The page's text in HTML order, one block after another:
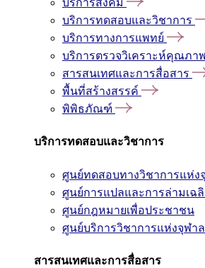
บริการสังคม
บริการทดสอบและวิชาการ
บริการทางการแพทย์
บริการตรวจวิเคราะห์คุณภาพ
สารสนเทศและการสื่อสาร
พื้นที่สร้างสรรค์
พิพิธภัณฑ์
บริการทดสอบและวิชาการ
ศูนย์ทดสอบทางวิชาการแห่ง
ศูนย์การแปลและการล่ามเฉ
ศูนย์กฎหมายเพื่อประชาชน
ศูนย์บริการวิชาการแห่งจุฬา
สารสนเทศและการสื่อสาร